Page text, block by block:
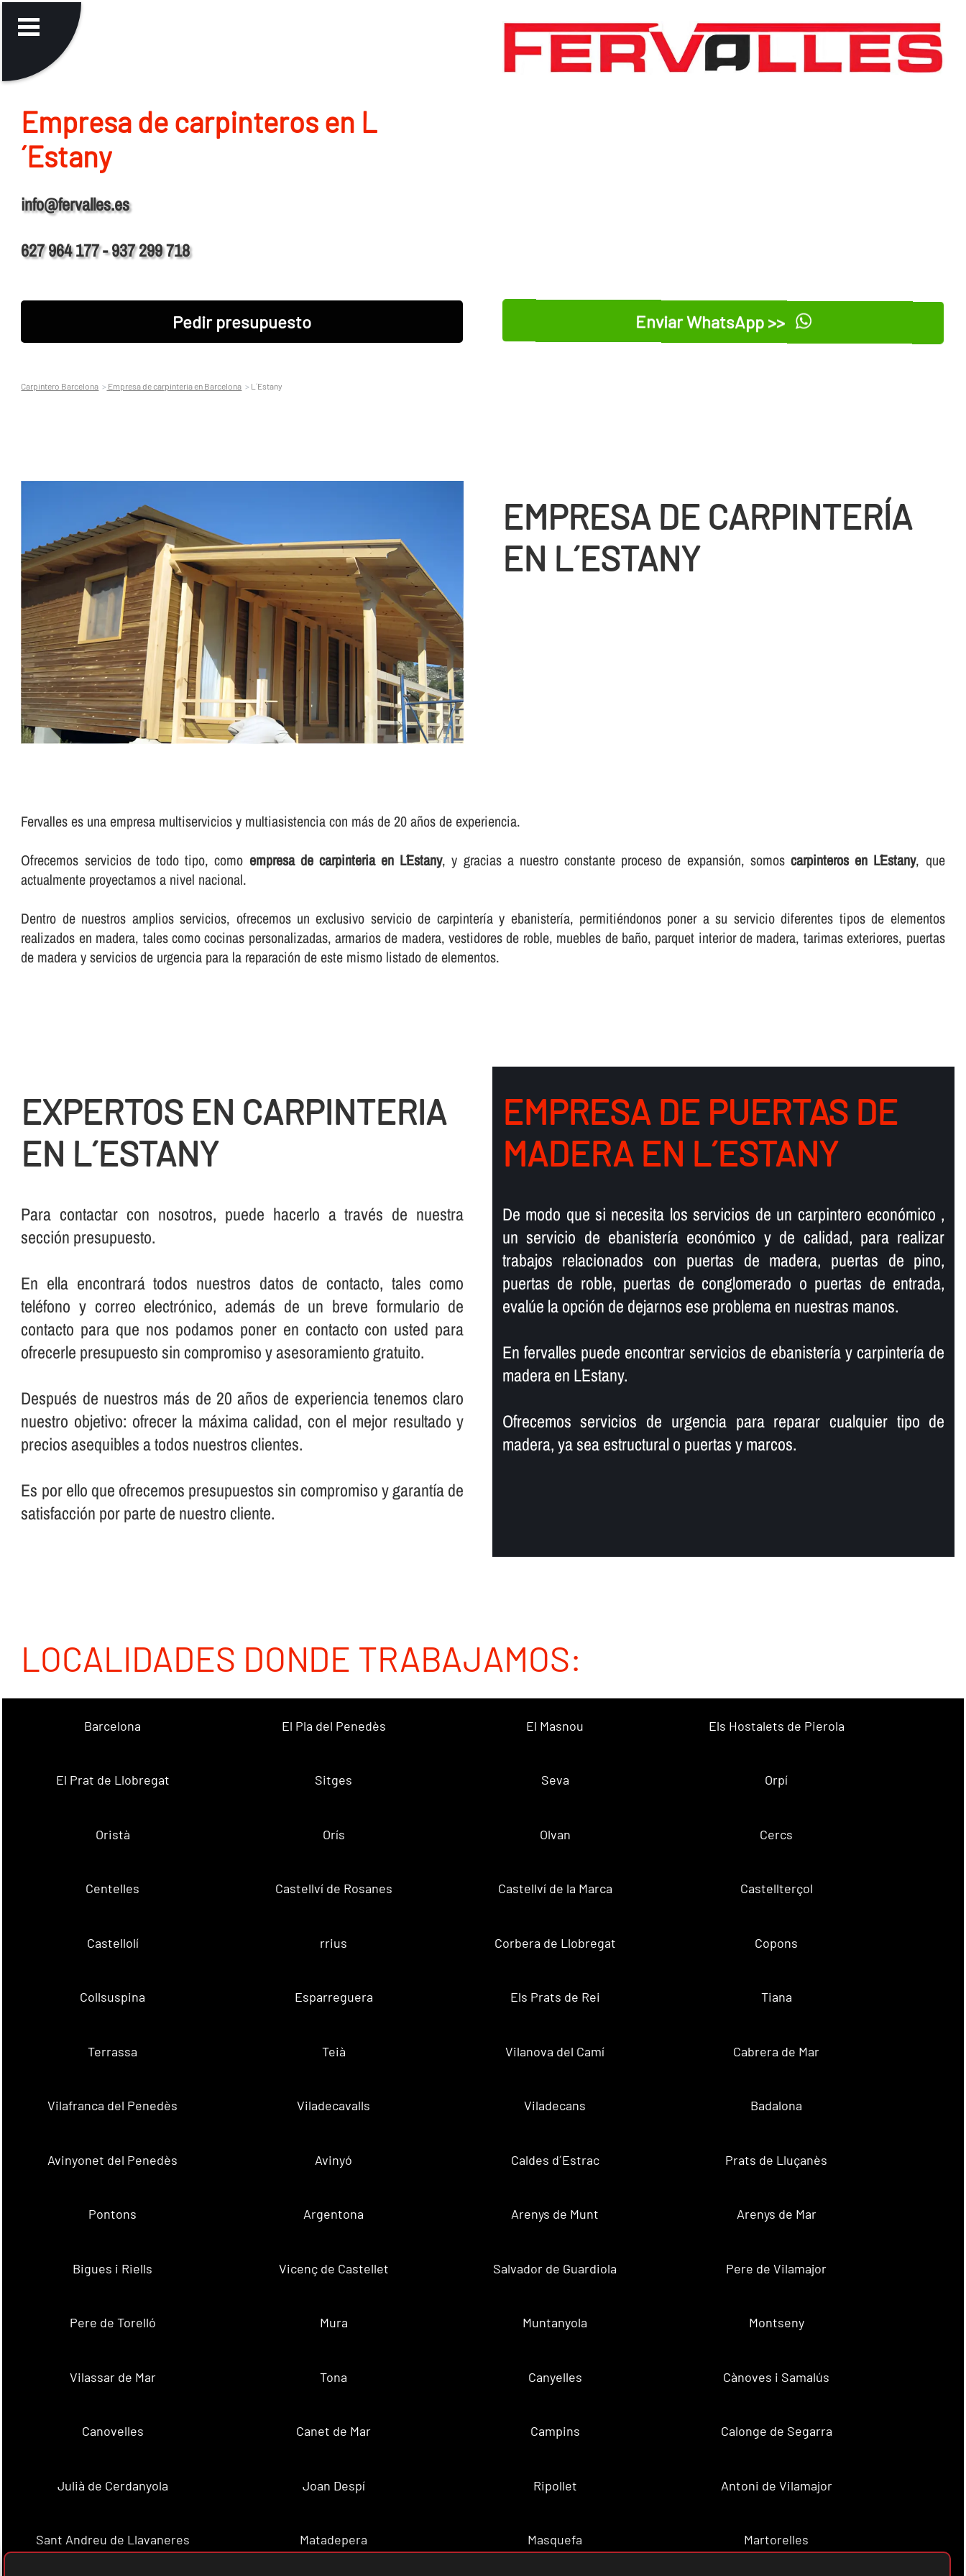
Empresa de carpinteros en L
´Estany
info@fervalles.es
627 964 177 - 937 299 718
Pedir presupuesto Enviar WhatsApp >>
Carpintero Barcelona Empresa de carpinteria en Barcelona L´Estany
EMPRESA DE CARPINTERÍ­A
EN L´ESTANY
Fervalles es una empresa multiservicios y multiasistencia con más de 20 años de experiencia.
Ofrecemos servicios de todo tipo, como empresa de carpinteria en L´Estany, y gracias a nuestro constante proceso de expansión, somoscarpinteros en L´Estany, que
actualmente proyectamos a nivel nacional.
Dentro de nuestros amplios servicios, ofrecemos un exclusivo servicio de carpinterí­a y ebanisterí­a, permitiéndonos poner a su servicio diferentes tipos de elementos
realizados en madera, tales como cocinas personalizadas, armarios de madera, vestidores de roble, muebles de baño, parquet interior de madera, tarimas exteriores, puertas
de madera y servicios de urgencia para la reparación de este mismo listado de elementos.
EXPERTOS EN CARPINTERIA
EN L´ESTANY
Para contactar con nosotros, puede hacerlo a través de nuestra
sección presupuesto.
En ella encontrará todos nuestros datos de contacto, tales como
teléfono y correo electrónico, además de un breve formulario de
contacto para que nos podamos poner en contacto con usted para
ofrecerle presupuesto sin compromiso y asesoramiento gratuito.
Después de nuestros más de 20 años de experiencia tenemos claro
nuestro objetivo: ofrecer la máxima calidad, con el mejor resultado y
precios asequibles a todos nuestros clientes.
Es por ello que ofrecemos presupuestos sin compromiso y garantí­a de
satisfacción por parte de nuestro cliente.
EMPRESA DE PUERTAS DE
MADERA EN L´ESTANY
De modo que si necesita los servicios de un carpintero económico ,
un servicio de ebanisterí­a económico y de calidad, para realizar
trabajos relacionados con puertas de madera, puertas de pino,
puertas de roble, puertas de conglomerado o puertas de entrada,
evalúe la opción de dejarnos ese problema en nuestras manos.
En fervalles puede encontrar servicios de ebanisterí­a y carpinterí­a de
madera en L´Estany.
Ofrecemos servicios de urgencia para reparar cualquier tipo de
madera, ya sea estructural o puertas y marcos.
LOCALIDADES DONDE TRABAJAMOS:
Barcelona El Pla del Penedès El Masnou Els Hostalets de Pierola
El Prat de Llobregat Sitges Seva Orpí
Oristà Orís Olvan Cercs
Centelles Castellví de Rosanes Castellví de la Marca Castellterçol
Castellolí rrius Corbera de Llobregat Copons
Collsuspina Esparreguera Els Prats de Rei Tiana
Terrassa Teià Vilanova del Camí Cabrera de Mar
Vilafranca del Penedès Viladecavalls Viladecans Badalona
Avinyonet del Penedès Avinyó Caldes d´Estrac Prats de Lluçanès
Pontons Argentona Arenys de Munt Arenys de Mar
Bigues i Riells Vicenç de Castellet Salvador de Guardiola Pere de Vilamajor
Pere de Torelló Mura Muntanyola Montseny
Vilassar de Mar Tona Canyelles Cànoves i Samalús
Canovelles Canet de Mar Campins Calonge de Segarra
Julià de Cerdanyola Joan Despí Ripollet Antoni de Vilamajor
Sant Andreu de Llavaneres Matadepera Masquefa Martorelles